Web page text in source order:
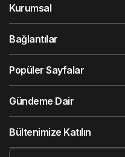
Kurumsal
Bağlantılar
Popüler Sayfalar
Gündeme Dair
Bültenimize Katılın